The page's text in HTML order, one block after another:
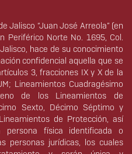
Jalisco “Juan José Arreola” (en
Periférico Norte No. 1695, Col.
hace de su conocimiento
confidencial aquella que se
3, fracciones IX y X de la
Lineamientos Cuadragésimo
de los Lineamientos de
Sexto, Décimo Séptimo y
de Protección, así
física identificada o
personas jurídicas, los cuales